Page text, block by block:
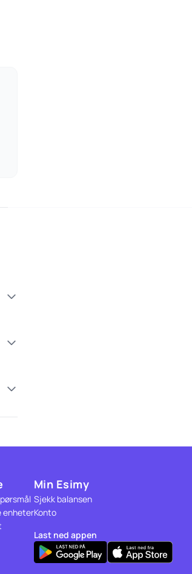
enheter
Min Esimy
Sjekk balansen
Konto
Last ned appen